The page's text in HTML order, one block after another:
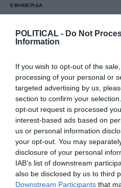
POLITICAL - Do Not
Information
If you wish to opt-out of the
processing of your personal or
targeted advertising by us,
section to confirm your
opt-out request is processed
interest-based ads based on
us or personal information
your opt-out. You may
disclosure of your personal
IAB’s list of downstream
also be disclosed by us to third
Downstream Participants that
ΕΦΗΜΕΡΊΔΑ
22 ΙΟΥΝΊΟΥ, 2022
μορφή PDF
ΔΕΊΤΕ ΠΕΡΙΣΣΌΤΕΡΑ